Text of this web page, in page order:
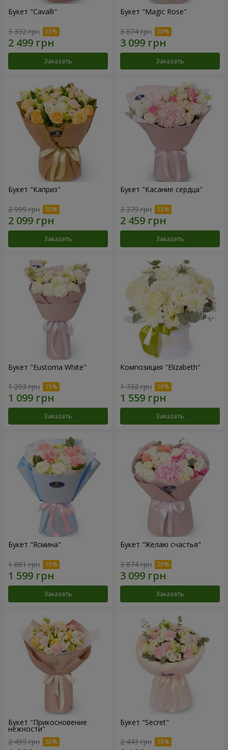
Букет "Cаvalli"
3 332 грн
Заказать
Букет "Magic Rose"
3 874 грн
Заказать
Букет "Каприз"
2 999 грн
Заказать
Букет "Касание сердца"
3 279 грн
Заказать
Букет "Eustoma White"
1 293 грн
Заказать
Композиция "Elizabeth"
1 732 грн
Заказать
Букет "Ясмина"
1 881 грн
Заказать
Букет "Желаю счастья"
3 874 грн
Заказать
Букет "Прикосновение
нежности"
2 499 грн
Букет "Secret"
2 443 грн